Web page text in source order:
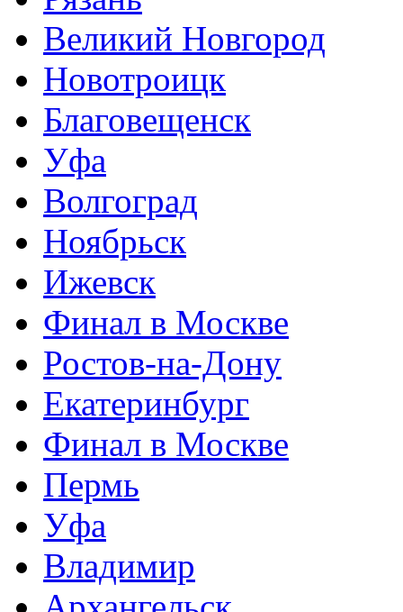
Великий Новгород
Новотроицк
Благовещенск
Уфа
Волгоград
Ноябрьск
Ижевск
Финал в Москве
Ростов-на-Дону
Екатеринбург
Финал в Москве
Пермь
Уфа
Владимир